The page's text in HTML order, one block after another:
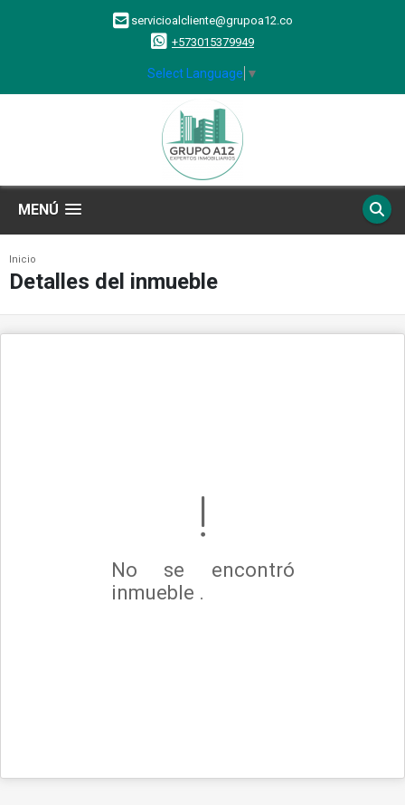
servicioalcliente@grupoa12.co
+573015379949
Select Language ▼
MENÚ
Inicio
Detalles del inmueble
No se encontró
inmueble .